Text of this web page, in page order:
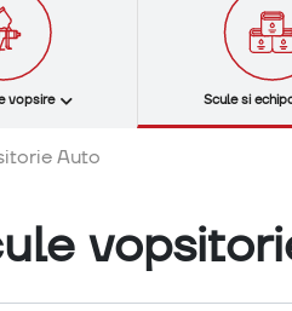
vopsire Scule si
Auto